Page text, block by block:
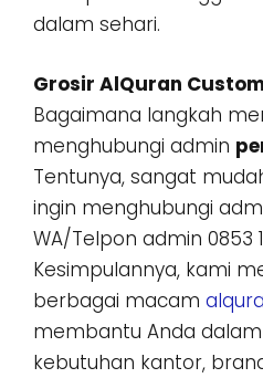
dalam sehari.
Grosir AlQuran
Bagaimana langkah
menghubungi admin
Tentunya, sangat
ingin menghubungi
WA/Telpon admin 0853
Kesimpulannya, kami
berbagai macam
membantu Anda
kebutuhan kantor,